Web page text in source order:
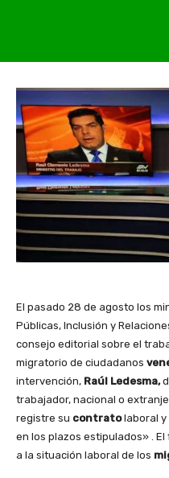
El pasado 28 de agosto los
Públicas, Inclusión y
consejo editorial sobre el
migratorio de ciudadanos
intervención, Raúl Ledesma,
trabajador, nacional o
registre su contratolaboral y
en los plazos estipulados» .
a la situación laboral de los